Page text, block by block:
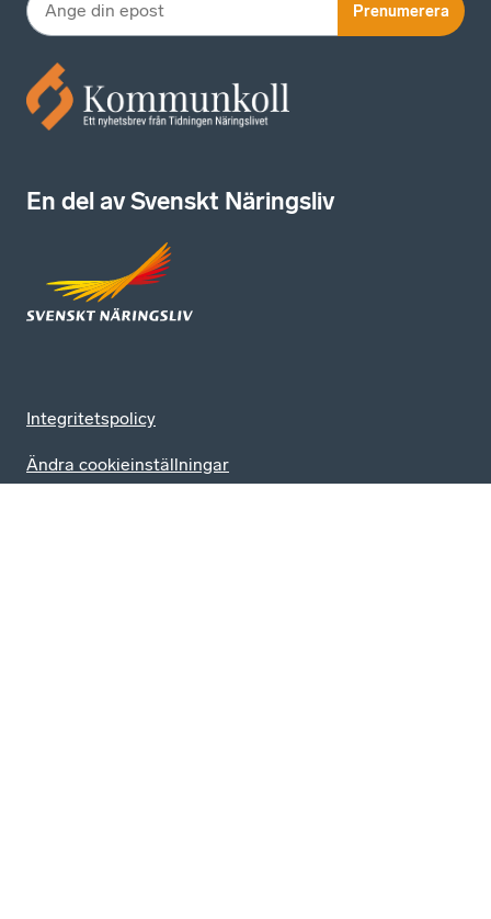
Prenumerera
En del av Svenskt Näringsliv
Integritetspolicy
Ändra cookieinställningar